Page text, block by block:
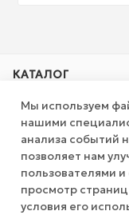
КАТАЛОГ
КОМПАНИЯ
ПУБЛИЧНАЯ
Мы используем
нашими
анализа событий
позволяет нам
пользователями
просмотр
условия его